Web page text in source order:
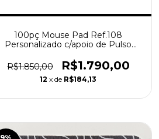
100pç Mouse Pad Ref.108
Personalizado c/apoio de Pulso
R$1.850,00
R$1.790,00
12 x de R$184,13